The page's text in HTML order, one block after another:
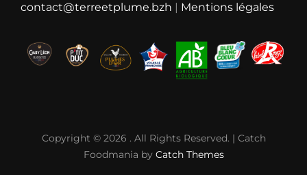
contact@terreetplume.bzh | Mentions légales
Copyright © 2026 . All Rights Reserved. | Catch
Foodmania by Catch Themes